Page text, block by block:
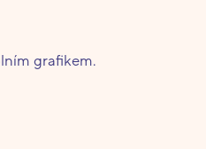
grafikem.